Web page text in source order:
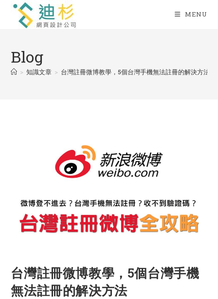
Skip
content
MENU
Blog
> 知識文章 > 台灣註冊微博教學，5個台灣手機無法註冊的解決方法
台灣註冊微博教學，5個台灣手機
無法註冊的解決方法